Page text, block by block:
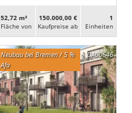
52,72 m²
Fläche von
150.000,00 €
Kaufpreise ab
1
Ein­heiten
DA00646
Neubau bei Bremen / 5 %
Afa